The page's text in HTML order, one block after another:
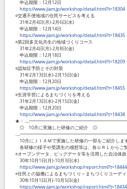
申込期限：12月12日
https://www.jiam.jp/workshop/detail.html?t=18304
○交通不便地域の住民サービスを考える
31年2月4日(月)-2月6日(水)
申込期限：12月14日
https://www.jiam.jp/workshop/detail.html?t=18435
○第2回多文化共生の地域づくりコース
31年2月4日(月)-2月8日(金)
申込期限：12月18日
https://www.jiam.jp/workshop/detail.html?t=18209
○認知症予防とその対策
31年2月13日(水)-2月15日(金)
申込期限：12月20日
https://www.jiam.jp/workshop/detail.html?t=18455
○生涯学習によるまちづくりを考える
31年2月13日(水)-2月15日(金)
申込期限：12月20日
https://www.jiam.jp/workshop/detail.html?t=18438
★・
◎ 10月に実施した研修のご紹介 ◎
10月にＪＩＡＭで実施した研修の一部をご紹介します
各研修の様子や受講生の感想等は、各ＵＲＬからご
○オープンデータ、ビッグデータ等を活用した自治体
30年10月1日(月)-10月3日(水)
https://www.jiam.jp/workshop/report.html?t=18444
○住民との協働によるまちづくり～まちづくりコーデ
30年10月1日(月)-10月5日(金)
https://www.jiam.jp/workshop/report.html?t=18434